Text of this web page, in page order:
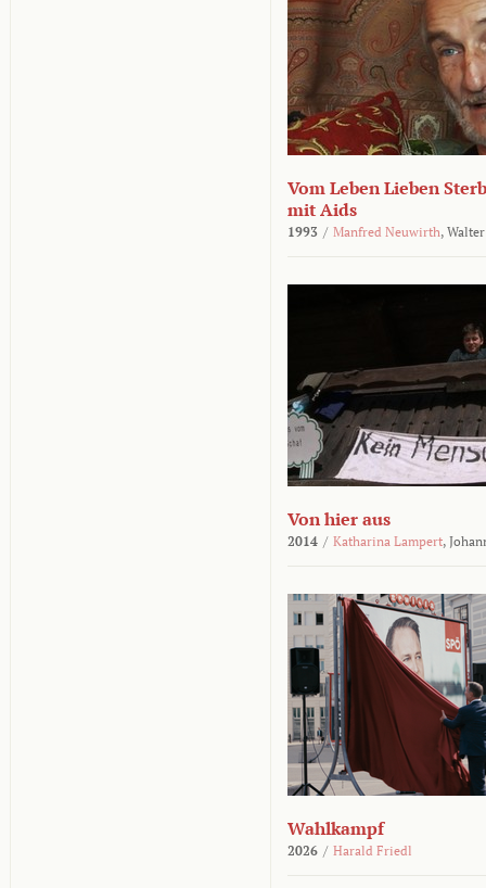
Vom Leben Lieben
mit Aids
1993 / Manfred Neuwirth,
Von hier aus
2014 / Katharina Lampert,
Wahlkampf
2026 / Harald Friedl